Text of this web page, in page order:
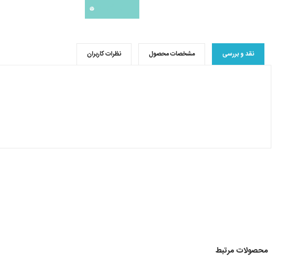
نقد و بررسی مشخصات محصول نظرات کاربران
محصولات مرتبط